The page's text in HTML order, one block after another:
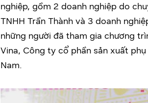
nghiệp, gồm 2 doanh nghiệp do
TNHH Trần Thành và 3 doanh
những người đã tham gia chương
Vina, Công ty cổ phần sản xuất
Nam.